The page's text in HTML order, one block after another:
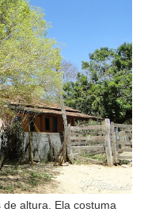
altura. Ela costuma